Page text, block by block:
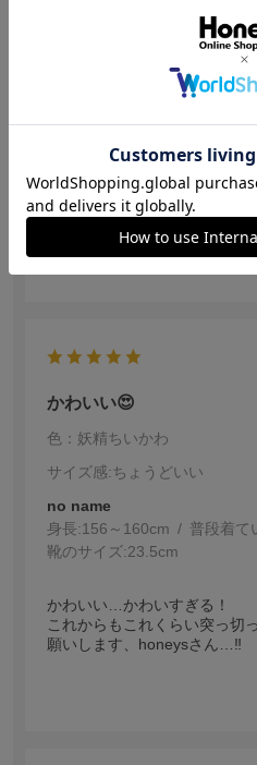
151～155cm
ぬい活用。とにかくかわいい
かわいい😍
色：妖精ちいかわ
サイズ感:ちょうどいい
no name
身長:156～160cm 普段着て
靴のサイズ:23.5cm
かわいい…かわいすぎる！
これからもこれくらい突っ切
願いします、honeysさん…‼︎